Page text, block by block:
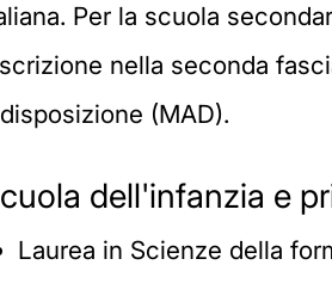
Per la scuola
nella seconda
(MAD).
dell'infanzia e
Laurea in Scienze della